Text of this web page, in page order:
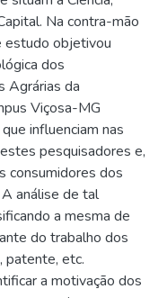
Na contra-mão
estudo objetivou
dos
Agrárias da
Viçosa-MG
influenciam nas
pesquisadores e,
consumidores dos
análise de tal
a mesma de
do trabalho dos
patente, etc.
a motivação dos